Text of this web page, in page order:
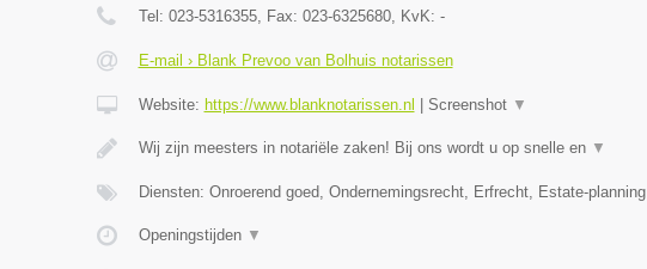
Tel: 023-5316355, Fax: 023-6325680, KvK: -
E-mail › Blank Prevoo van Bolhuis notarissen
Website: https://www.blanknotarissen.nl Screenshot ▼
Wij zijn meesters in notariële zaken! Bij ons wordt u op snelle en ▼
Diensten: Onroerend goed, Ondernemingsrecht, Erfrecht, Estate-planning
Openingstijden ▼